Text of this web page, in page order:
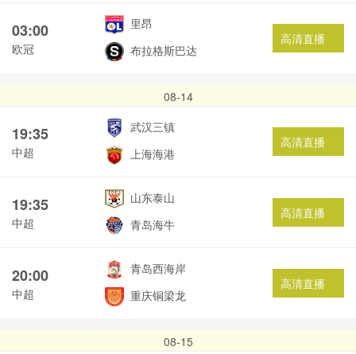
03:00
欧冠
里昂
布拉格斯巴达
高清直播
08-14
19:35
中超
武汉三镇
上海海港
高清直播
19:35
中超
山东泰山
青岛海牛
高清直播
20:00
中超
青岛西海岸
重庆铜梁龙
高清直播
08-15